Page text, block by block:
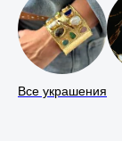
Все украшения